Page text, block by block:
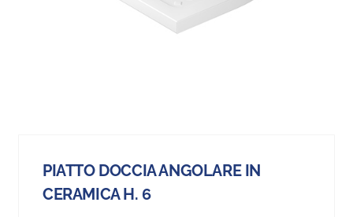
PIATTO DOCCIA ANGOLARE IN
CERAMICA H. 6